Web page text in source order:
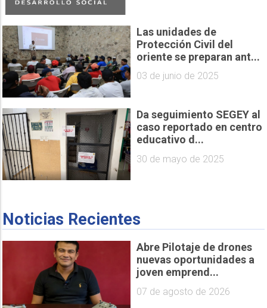
Las unidades de
Protección Civil del
oriente se preparan ant...
03 de junio de 2025
Da seguimiento SEGEY al
caso reportado en centro
educativo d...
30 de mayo de 2025
Noticias Recientes
Abre Pilotaje de drones
nuevas oportunidades a
joven emprend...
07 de agosto de 2026